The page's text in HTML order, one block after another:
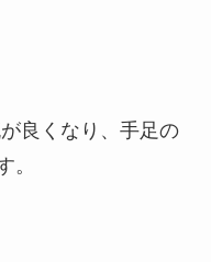
良くなり、手足の
。